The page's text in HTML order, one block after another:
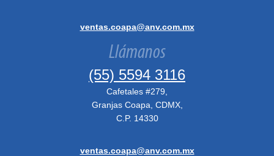
ventas.coapa@anv.com.mx
Llámanos
(55) 5594 3116
Cafetales #279,
Granjas Coapa, CDMX,
C.P. 14330
ventas.coapa@anv.com.mx